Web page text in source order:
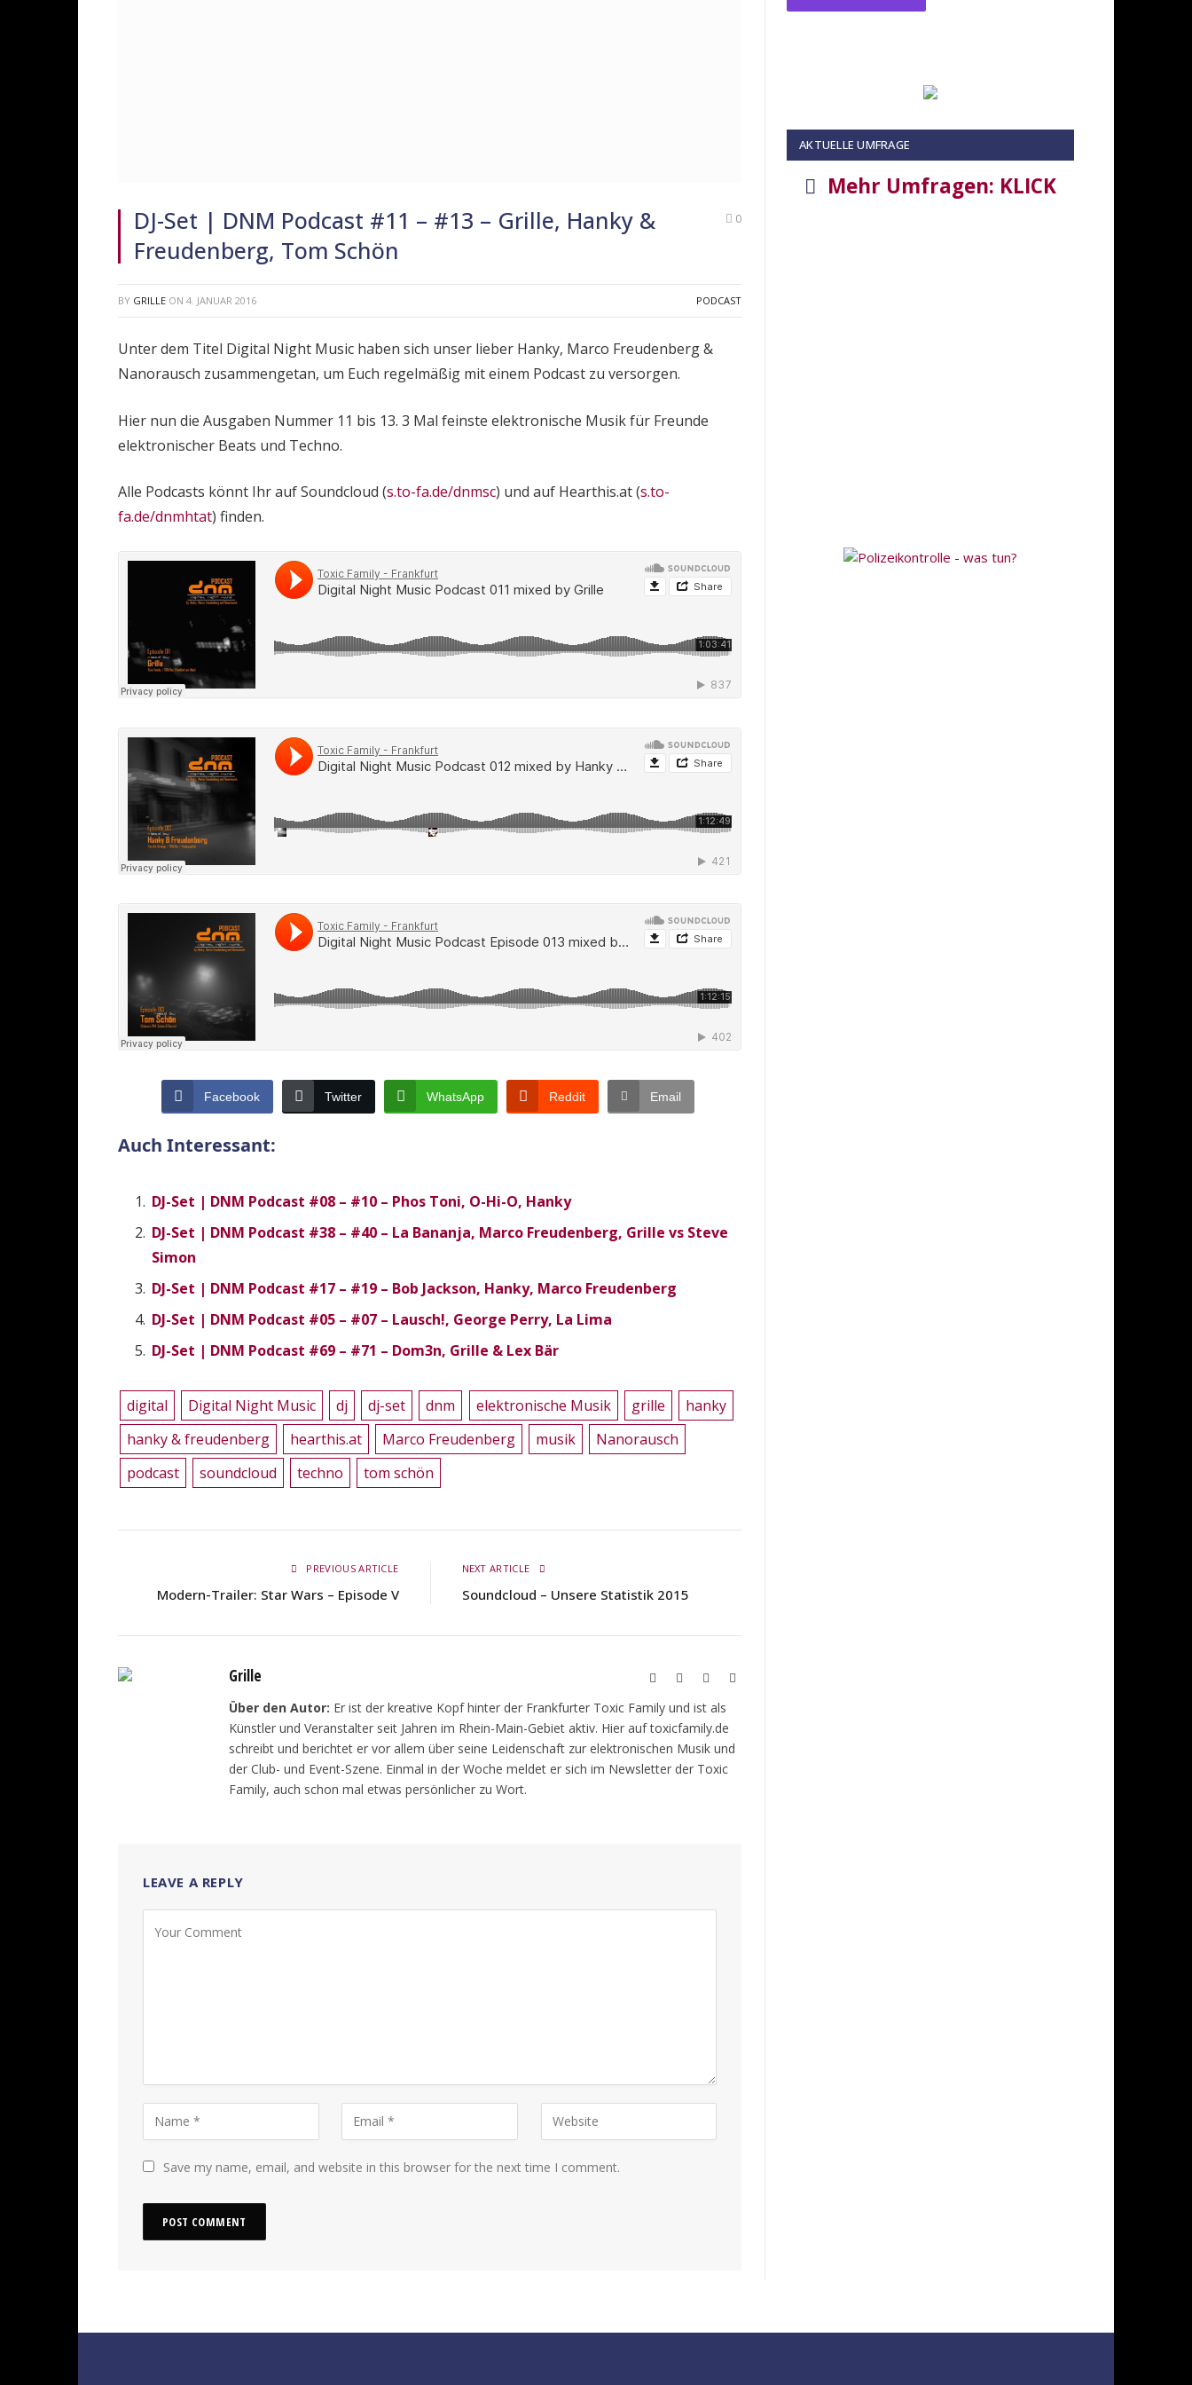
DJ-Set | DNM Podcast #11 – #13 – Grille, Hanky &
Freudenberg, Tom Schön
0
BY GRILLE ON 4. JANUAR 2016 PODCAST
Unter dem Titel Digital Night Music haben sich unser lieber Hanky, Marco Freudenberg &
Nanorausch zusammengetan, um Euch regelmäßig mit einem Podcast zu versorgen.
Hier nun die Ausgaben Nummer 11 bis 13. 3 Mal feinste elektronische Musik für Freunde
elektronischer Beats und Techno.
Alle Podcasts könnt Ihr auf Soundcloud (s.to-fa.de/dnmsc) und auf Hearthis.at (s.to-
fa.de/dnmhtat) finden.
Facebook Twitter WhatsApp Reddit Email
Auch Interessant:
DJ-Set | DNM Podcast #08 – #10 – Phos Toni, O-Hi-O, Hanky
DJ-Set | DNM Podcast #38 – #40 – La Bananja, Marco Freudenberg, Grille vs Steve
Simon
DJ-Set | DNM Podcast #17 – #19 – Bob Jackson, Hanky, Marco Freudenberg
DJ-Set | DNM Podcast #05 – #07 – Lausch!, George Perry, La Lima
DJ-Set | DNM Podcast #69 – #71 – Dom3n, Grille & Lex Bär
digital Digital Night Music dj dj-set dnm elektronische Musik grille
hanky
hanky & freudenberg
hearthis.at Marco Freudenberg musik
Nanorausch
podcast
soundcloud techno tom schön
PREVIOUS ARTICLE
Modern-Trailer: Star Wars – Episode V
NEXT ARTICLE
Soundcloud – Unsere Statistik 2015
Grille WebsiteTwitch YouTube
Über den Autor: Er ist der kreative Kopf hinter der Frankfurter Toxic Family und ist als
Künstler und Veranstalter seit Jahren im Rhein-Main-Gebiet aktiv. Hier auf toxicfamily.de
schreibt und berichtet er vor allem über seine Leidenschaft zur elektronischen Musik und
der Club- und Event-Szene. Einmal in der Woche meldet er sich im Newsletter der Toxic
Family, auch schon mal etwas persönlicher zu Wort.
LEAVE A REPLY
Save my name, email, and website in this browser for the next time I comment.
AKTUELLE UMFRAGE
Mehr Umfragen: KLICK